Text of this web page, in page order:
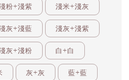
粉+淺紫 淺米+淺灰
灰+淺藍 淺灰+淺紫
灰+淺粉 白+白
灰+灰 藍+藍